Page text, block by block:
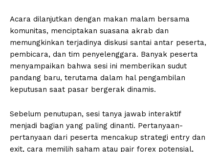
Acara dilanjutkan dengan makan malam bersama
komunitas, menciptakan suasana akrab dan
memungkinkan terjadinya diskusi santai antar peserta,
pembicara, dan tim penyelenggara. Banyak peserta
menyampaikan bahwa sesi ini memberikan sudut
pandang baru, terutama dalam hal pengambilan
keputusan saat pasar bergerak dinamis.
Sebelum penutupan, sesi tanya jawab interaktif
menjadi bagian yang paling dinanti. Pertanyaan-
pertanyaan dari peserta mencakup strategi entry dan
exit, cara memilih saham atau pair forex potensial,